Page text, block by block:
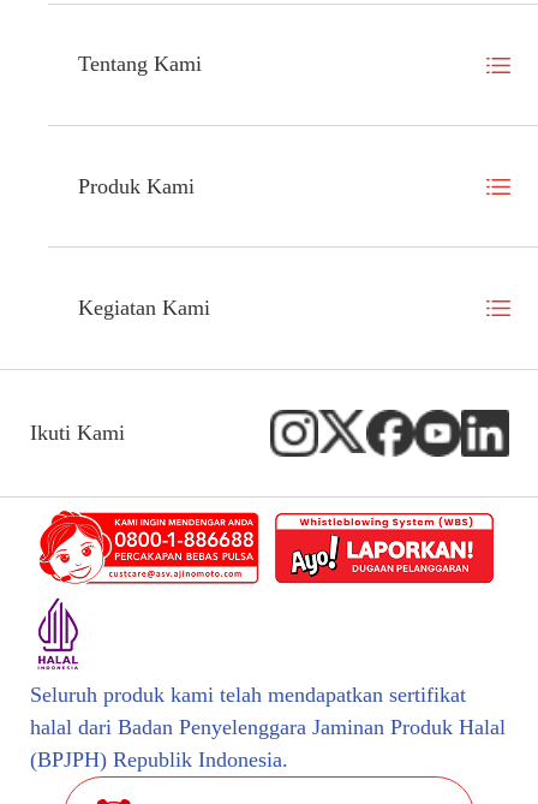
Tentang Kami
Produk Kami
Kegiatan Kami
Ikuti Kami
Seluruh produk kami telah mendapatkan sertifikat
halal dari Badan Penyelenggara Jaminan Produk Halal
(BPJPH) Republik Indonesia.